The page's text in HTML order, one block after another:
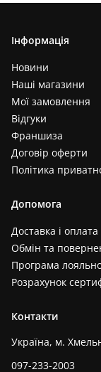
Інформація
Новини
Наші магазини
Мої замовлення
Відгуки
Франшиза
Договір оферти
Політика
Допомога
Доставка і оплата
Обмін та
Програма
Розрахунок
Контакти
Україна, м.
097-233-2003